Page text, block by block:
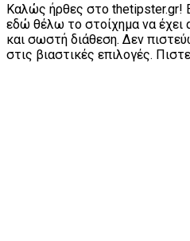
Καλώς ήρθες στο thetipster.gr!
εδώ θέλω το στοίχημα να
και σωστή διάθεση. Δεν
στις βιαστικές επιλογές.